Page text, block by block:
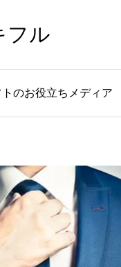
フル
のお役立ちメディア